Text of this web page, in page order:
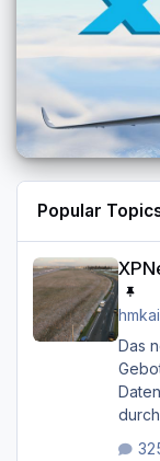
Popular
Das